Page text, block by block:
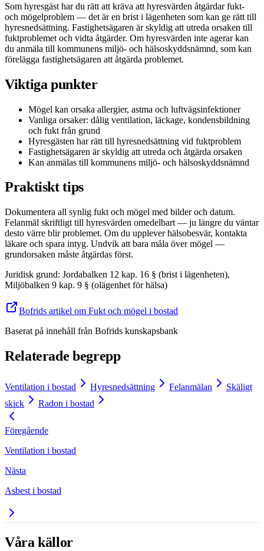
Som hyresgäst har du rätt att kräva att hyresvärden åtgärdar fukt-
och mögelproblem — det är en brist i lägenheten som kan ge rätt till
hyresnedsättning. Fastighetsägaren är skyldig att utreda orsaken till
fuktproblemet och vidta åtgärder. Om hyresvärden inte agerar kan
du anmäla till kommunens miljö- och hälsoskyddsnämnd, som kan
förelägga fastighetsägaren att åtgärda problemet.
Viktiga punkter
Mögel kan orsaka allergier, astma och luftvägsinfektioner
Vanliga orsaker: dålig ventilation, läckage, kondensbildning
och fukt från grund
Hyresgästen har rätt till hyresnedsättning vid fuktproblem
Fastighetsägaren är skyldig att utreda och åtgärda orsaken
Kan anmälas till kommunens miljö- och hälsoskyddsnämnd
Praktiskt tips
Dokumentera all synlig fukt och mögel med bilder och datum.
Felanmäl skriftligt till hyresvärden omedelbart — ju längre du väntar
desto värre blir problemet. Om du upplever hälsobesvär, kontakta
läkare och spara intyg. Undvik att bara måla över mögel —
grundorsaken måste åtgärdas först.
Juridisk grund: Jordabalken 12 kap. 16 § (brist i lägenheten),
Miljöbalken 9 kap. 9 § (olägenhet för hälsa)
Bofrids artikel om Fukt och mögel i bostad
Baserat på innehåll från Bofrids kunskapsbank
Relaterade begrepp
Ventilation i bostad Hyresnedsättning Felanmälan
Skäligt
skick
Radon i bostad
Föregående
Ventilation i bostad
Nästa
Asbest i bostad
Våra källor